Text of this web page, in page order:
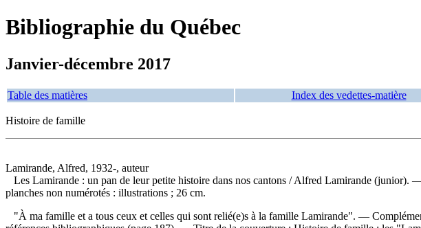
Bibliographie du Québec
Janvier-décembre 2017
Table des matières Index des vedettes-matière
Histoire de famille
Lamirande, Alfred, 1932-, auteur
Les Lamirande : un pan de leur petite histoire dans nos cantons / Alfred Lamirande (junior).
planches non numérotés : illustrations ; 26 cm.
"À ma famille et a tous ceux et celles qui sont relié(e)s à la famille Lamirande". —